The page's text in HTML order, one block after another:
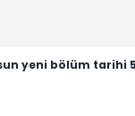
yeni bölüm tarihi